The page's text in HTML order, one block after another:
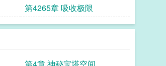
第4265章 吸收极限